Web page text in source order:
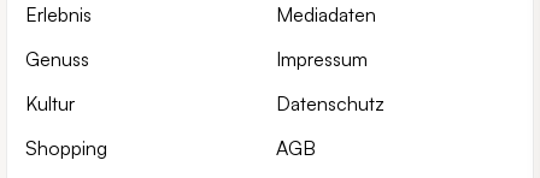
Erlebnis
Genuss
Kultur
Shopping
Mediadaten
Impressum
Datenschutz
AGB